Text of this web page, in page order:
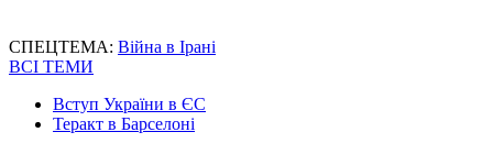
СПЕЦТЕМА: Війна в Ірані
ВСІ ТЕМИ
Вступ України в ЄС
Теракт в Барселоні